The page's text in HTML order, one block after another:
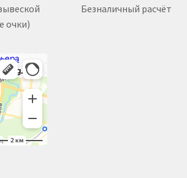
очки)
Безналичный расчёт